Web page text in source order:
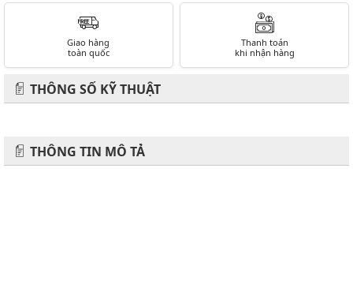
Giao hàng
toàn quốc
Thanh toán
khi nhận hàng
THÔNG SỐ KỸ THUẬT
THÔNG TIN MÔ TẢ